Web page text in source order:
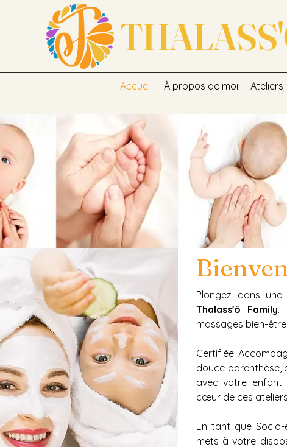
Accueil À propos de moi Ateliers
Plongez dans
Thalass'ô Family.
massages bien-
Certifiée
douce parenthèse,
avec votre
cœur de ces
En tant que
mets à votre